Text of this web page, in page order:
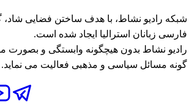
شبکه رادیو نشاط، با هدف ساختن فضایی
فارسی زبانان استرالیا ایجاد شده است.
رادیو نشاط بدون هیچگونه وابستگی و بصورت
گونه مسائل سیاسی و مذهبی فعالیت می نماید.